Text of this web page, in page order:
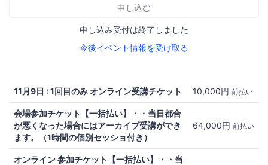
申し込む
申し込み受付は終了しました
今後イベント情報を受け取る
11月9日 : 1回目のみ オンライン受講チケット 10,000円 前払い
会場参加チケット【一括払い】・・当日都合
が悪くなった場合にはアーカイブ受講ができ
ます。（1時間の個別セッショ付き）
64,000円 前払い
オンライン 参加チケット【一括払い】・・当